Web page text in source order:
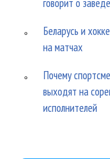
Беларусь и
на матчах
Почему
выходят на
исполнителей